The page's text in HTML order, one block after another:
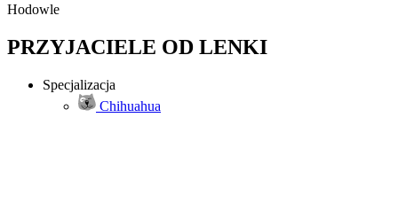
Hodowle
PRZYJACIELE OD LENKI
Specjalizacja
Chihuahua